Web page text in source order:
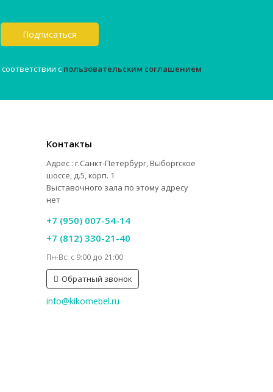
Подписаться
с пользовательским соглашением
Контакты
Адрес : г.Санкт-Петербург, Выборгское
шоссе, д.5, корп. 1
Выставочного зала по этому адресу
нет
+7 (950) 007-54-14
+7 (812) 330-21-40
Пн-Вс: с 9:00 до 21:00
Обратный звонок
info@kikomebel.ru